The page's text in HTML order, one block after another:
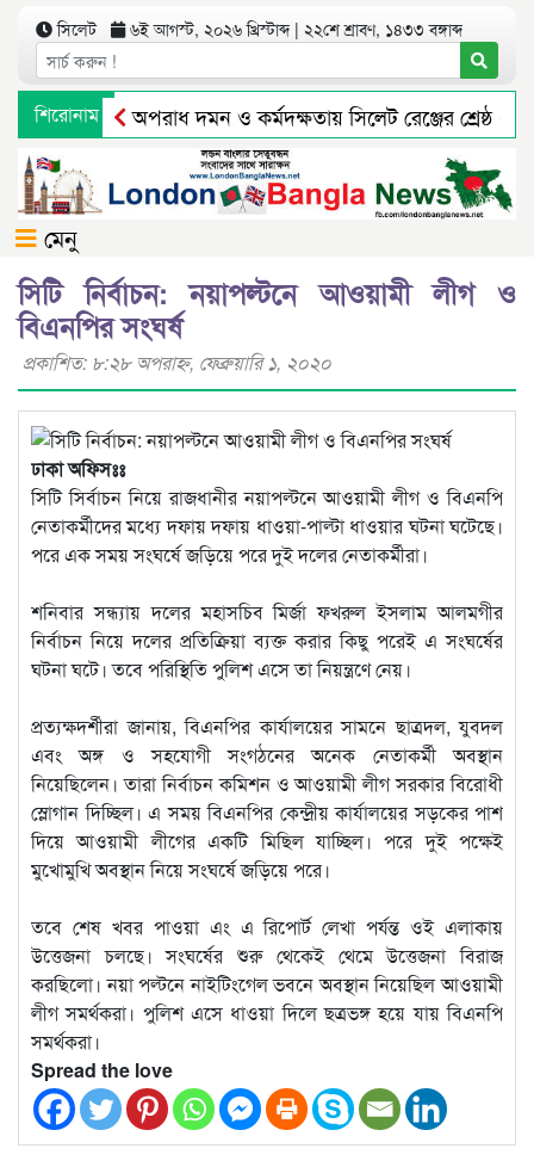
সিলেট ৬ই আগস্ট, ২০২৬ খ্রিস্টাব্দ | ২২শে শ্রাবণ, ১৪৩৩ বঙ্গাব্দ
শিরোনাম অপরাধ দমন ও কর্মদক্ষতায় সিলেট রেঞ্জের শ্রেষ্ঠ
নবীগঞ্জের আউশকান্দিতে ‘দি লিটল ফ্লাওয়ারস কেজি
মেনু
সিটি নির্বাচন: নয়াপল্টনে আওয়ামী লীগ ও
বিএনপির সংঘর্ষ
প্রকাশিত: ৮:২৮ অপরাহ্ণ, ফেব্রুয়ারি ১, ২০২০
ঢাকা অফিসঃঃ
সিটি সির্বাচন নিয়ে রাজধানীর নয়াপল্টনে আওয়ামী লীগ ও বিএনপি
নেতাকর্মীদের মধ্যে দফায় দফায় ধাওয়া-পাল্টা ধাওয়ার ঘটনা ঘটেছে।
পরে এক সময় সংঘর্ষে জড়িয়ে পরে দুই দলের নেতাকর্মীরা।
শনিবার সন্ধ্যায় দলের মহাসচিব মির্জা ফখরুল ইসলাম আলমগীর
নির্বাচন নিয়ে দলের প্রতিক্রিয়া ব্যক্ত করার কিছু পরেই এ সংঘর্ষের
ঘটনা ঘটে। তবে পরিস্থিতি পুলিশ এসে তা নিয়ন্ত্রণে নেয়।
প্রত্যক্ষদর্শীরা জানায়, বিএনপির কার্যালয়ের সামনে ছাত্রদল, যুবদল
এবং অঙ্গ ও সহযোগী সংগঠনের অনেক নেতাকর্মী অবস্থান
নিয়েছিলেন। তারা নির্বাচন কমিশন ও আওয়ামী লীগ সরকার বিরোধী
স্লোগান দিচ্ছিল। এ সময় বিএনপির কেন্দ্রীয় কার্যালয়ের সড়কের পাশ
দিয়ে আওয়ামী লীগের একটি মিছিল যাচ্ছিল। পরে দুই পক্ষেই
মুখোমুখি অবস্থান নিয়ে সংঘর্ষে জড়িয়ে পরে।
তবে শেষ খবর পাওয়া এং এ রিপোর্ট লেখা পর্যন্ত ওই এলাকায়
উত্তেজনা চলছে। সংঘর্ষের শুরু থেকেই থেমে উত্তেজনা বিরাজ
করছিলো। নয়া পল্টনে নাইটিংগেল ভবনে অবস্থান নিয়েছিল আওয়ামী
লীগ সমর্থকরা। পুলিশ এসে ধাওয়া দিলে ছত্রভঙ্গ হয়ে যায় বিএনপি
সমর্থকরা।
Spread the love